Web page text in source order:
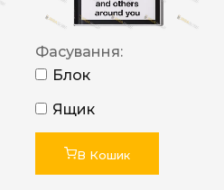
Фасування:
Блок
Ящик
В Кошик